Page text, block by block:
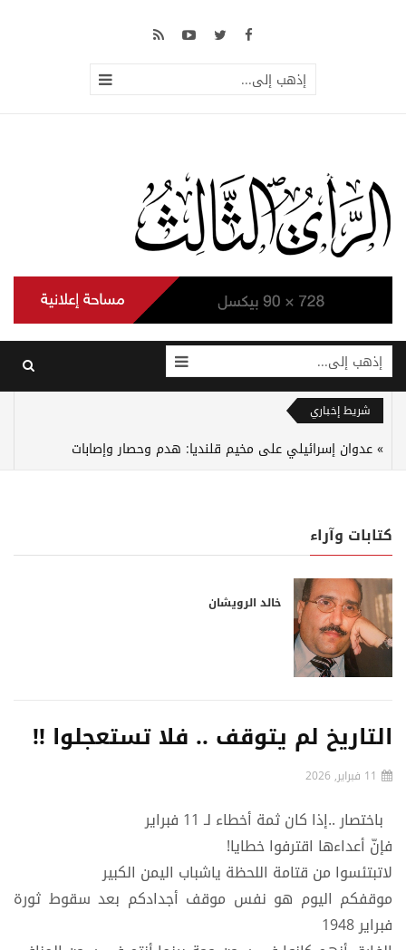
إذهب إلى...
إذهب إلى...
شريط إخباري
عدوان إسرائيلي على مخيم قلنديا: هدم وحصار وإصابات
كتابات وآراء
خالد الرويشان
التاريخ لم يتوقف .. فلا تستعجلوا !!
11 فبراير, 2026
باختصار ..إذا كان ثمة أخطاء لـ 11 فبراير
فإنّ أعداءها اقترفوا خطايا!
لاتبتئسوا من قتامة اللحظة ياشباب اليمن الكبير
موقفكم اليوم هو نفس موقف أجدادكم بعد سقوط ثورة
فبراير 1948